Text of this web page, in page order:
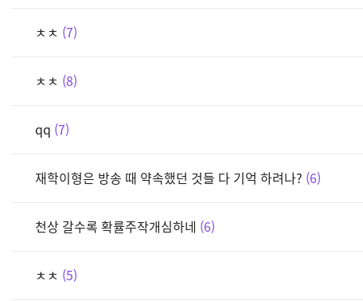
ㅊㅊ 7
ㅊㅊ 8
qq 7
재학이형은 방송 때 약속했던 것들 다 기억 하려나? 6
천상 갈수록 확률주작개심하네 6
ㅊㅊ 5